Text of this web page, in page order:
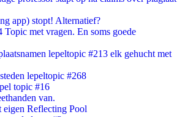
app) stopt! Alternatief?
met vragen. En soms goede
lepeltopic #213 elk gehucht met
lepeltopic #268
topic #16
van.
eigen Reflecting Pool